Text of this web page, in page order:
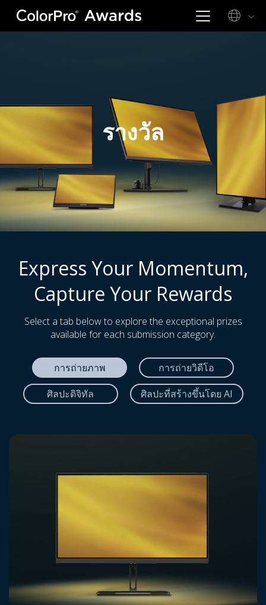
รางวัล
Express Your Momentum,
Capture Your Rewards
Select a tab below to explore the exceptional prizes
available for each submission category.
การถ่ายภาพ
การถ่ายวิดีโอ
ศิลปะดิจิทัล
ศิลปะที่สร้างขึ้นโดย AI